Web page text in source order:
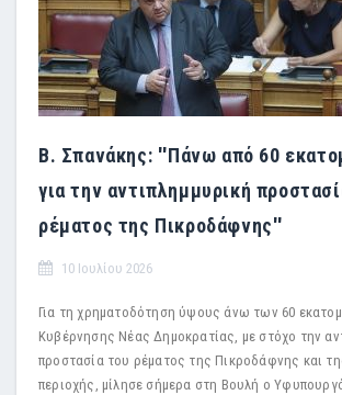
Β. Σπανάκης: ''Πάνω από 60
για την αντιπλημμυρική
ρέματος της Πικροδάφνης''
10 Ιουλίου 2026
Για τη χρηματοδότηση ύψους άνω των 60
Κυβέρνησης Νέας Δημοκρατίας, με στόχο την
προστασία του ρέματος της Πικροδάφνης και
περιοχής, μίλησε σήμερα στη Βουλή ο